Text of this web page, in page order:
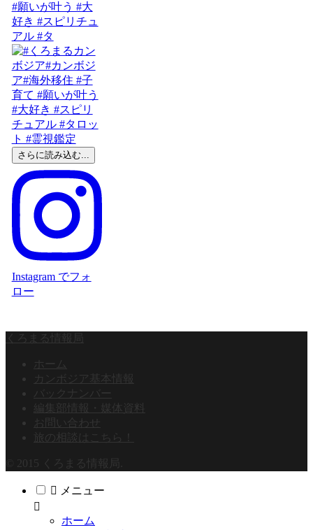
#願いが叶う #大
好き #スピリチュ
アル #タ
さらに読み込む...
Instagram でフォ
ロー
くろまる情報局
ホーム
カンボジア基本情報
バックナンバー
編集部情報・媒体資料
お問い合わせ
旅の相談はこちら！
© 2015 くろまる情報局.
メニュー
ホーム